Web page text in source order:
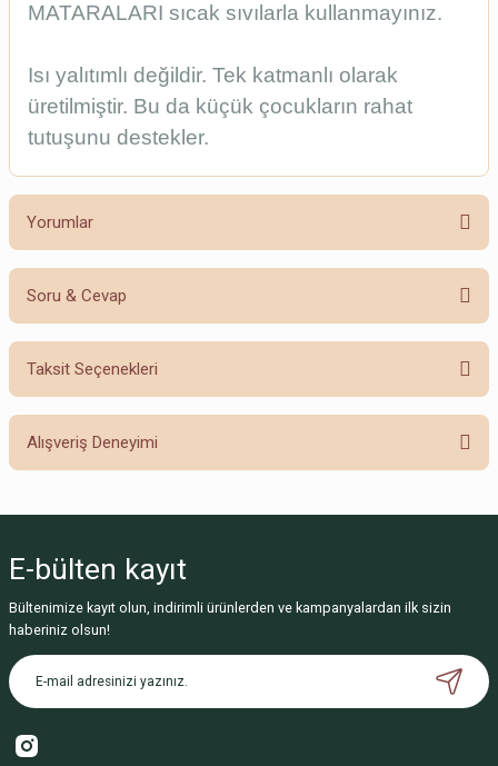
MATARALARI sıcak sıvılarla kullanmayınız.
Isı yalıtımlı değildir. Tek katmanlı olarak
üretilmiştir. Bu da küçük çocukların rahat
tutuşunu destekler.
Yorumlar
Bu ürüne ilk yorumu siz yapın!
Soru & Cevap
Ürün hakkında henüz soru sorulmamış.
Taksit Seçenekleri
Alışveriş Deneyimi
Deneyimini Paylaş
E-bülten kayıt
Bültenimize kayıt olun, indirimli ürünlerden ve kampanyalardan ilk sizin
haberiniz olsun!